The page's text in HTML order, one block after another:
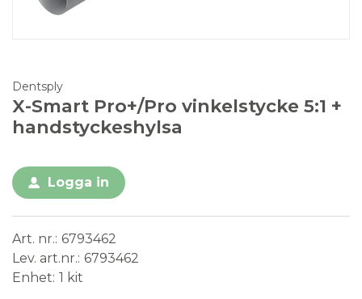
Dentsply
X-Smart Pro+/Pro vinkelstycke 5:1 +
handstyckeshylsa
Logga in
Art. nr. 6793462
Lev. art.nr. 6793462
Enhet 1 kit